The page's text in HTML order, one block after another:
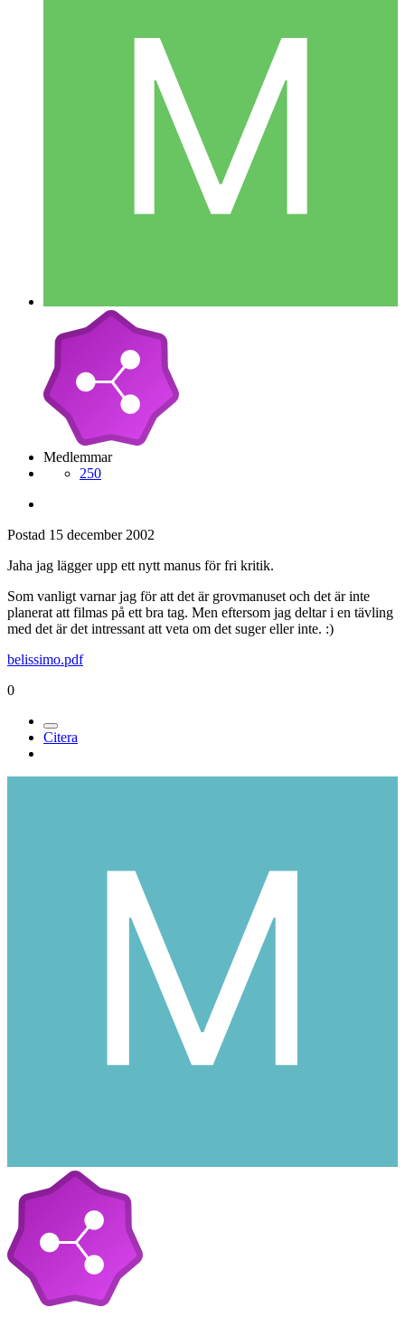
Medlemmar
250
Postad 15 december 2002
Jaha jag lägger upp ett nytt manus för fri kritik.
Som vanligt varnar jag för att det är grovmanuset och det är inte
planerat att filmas på ett bra tag. Men eftersom jag deltar i en tävling
med det är det intressant att veta om det suger eller inte. :)
belissimo.pdf
0
Citera